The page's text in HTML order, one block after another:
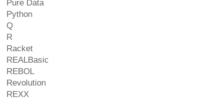
Pure Data
Python
Q
R
Racket
REALBasic
REBOL
Revolution
REXX